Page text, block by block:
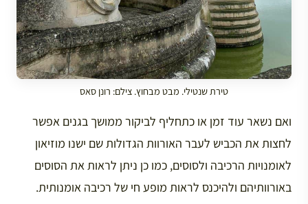
טירת שנטילי. מבט מבחוץ. צילם: רונן סאס
ואם נשאר עוד זמן או כתחליף לביקור ממושך בגנים אפשר
לחצות את הכביש לעבר האורוות הגדולות שם ישנו מוזיאון
לאומנויות הרכיבה ולסוסים, כמו כן ניתן לראות את הסוסים
באורוותיהם ולהיכנס לראות מופע חי של רכיבה אומנותית.